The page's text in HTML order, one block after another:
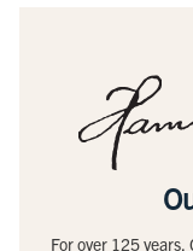
For over 125